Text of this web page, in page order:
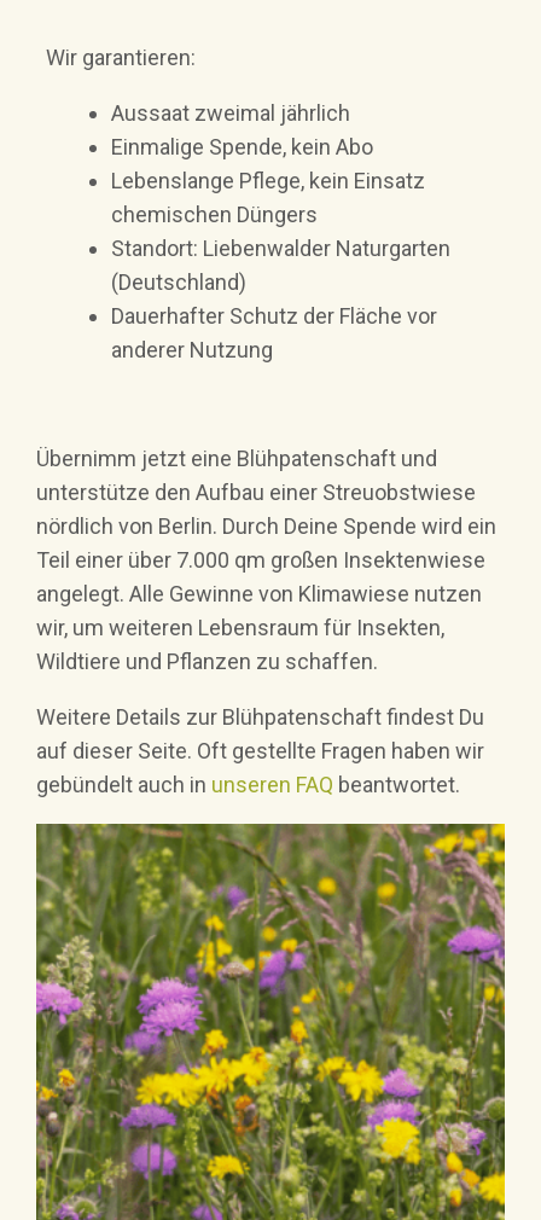
Wir garantieren:
Aussaat zweimal jährlich
Einmalige Spende, kein Abo
Lebenslange Pflege, kein Einsatz
chemischen Düngers
Standort: Liebenwalder Naturgarten
(Deutschland)
Dauerhafter Schutz der Fläche vor
anderer Nutzung
Übernimm jetzt eine Blühpatenschaft und
unterstütze den Aufbau einer Streuobstwiese
nördlich von Berlin. Durch Deine Spende wird ein
Teil einer über 7.000 qm großen Insektenwiese
angelegt. Alle Gewinne von Klimawiese nutzen
wir, um weiteren Lebensraum für Insekten,
Wildtiere und Pflanzen zu schaffen.
Weitere Details zur Blühpatenschaft findest Du
auf dieser Seite. Oft gestellte Fragen haben wir
gebündelt auch in unseren FAQ beantwortet.